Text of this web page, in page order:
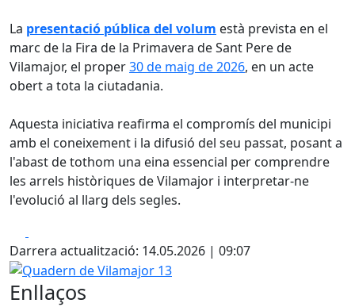
La presentació pública del volum està prevista en el
marc de la Fira de la Primavera de Sant Pere de
Vilamajor, el proper30 de maig de 2026, en un acte
obert a tota la ciutadania.
Aquesta iniciativa reafirma el compromís del municipi
amb el coneixement i la difusió del seu passat, posant a
l'abast de tothom una eina essencial per comprendre
les arrels històriques de Vilamajor i interpretar-ne
l'evolució al llarg dels segles.
Darrera actualització: 14.05.2026 | 09:07
Quadern de Vilamajor 13
Enllaços